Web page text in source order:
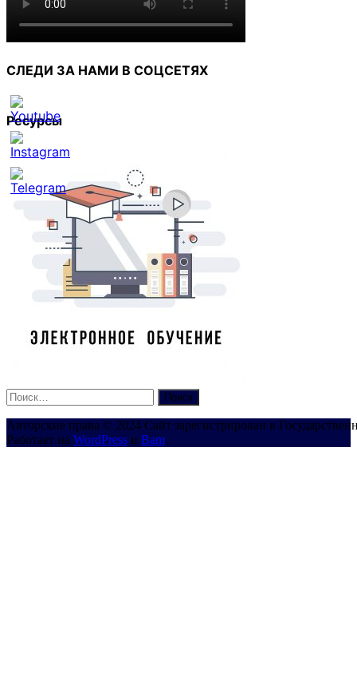
СЛЕДИ ЗА НАМИ В СОЦСЕТЯХ
Set
Youtube
Channel
Ресурсы
Найти:
Авторские права © 2024 Сайт зарегистрирован в
Работает на WordPress и Bam.